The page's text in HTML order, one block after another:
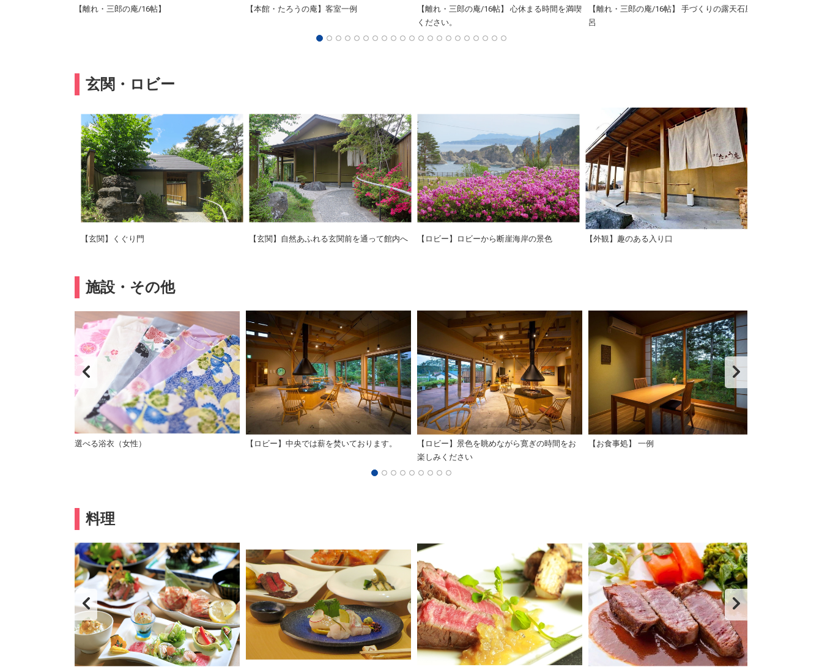
【離れ・三郎の庵/16帖】 【本館・たろうの庵】客室一例
【離れ・三郎の庵/16帖】 心休まる時間を満喫
ください。
【離れ・三郎の庵/16帖】 手づくりの露天石風
呂
玄関・ロビー
【玄関】くぐり門 【玄関】自然あふれる玄関前を通って館内へ 【ロビー】ロビーから断崖海岸の景色 【外観】趣のある入り口
施設・その他
選べる浴衣（女性） 【ロビー】中央では薪を焚いております。
【ロビー】景色を眺めながら寛ぎの時間をお
楽しみください
【お食事処】 一例
料理